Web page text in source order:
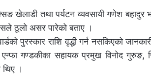
खेलाडी तथा पर्यटन व्यवसायी गणेश
ठूलो असर पारेको बताए ।
पुरस्कार राशि वृद्धी गर्न नसकिएको
गण्डकीका सहायक प्रमुख विनोद
।